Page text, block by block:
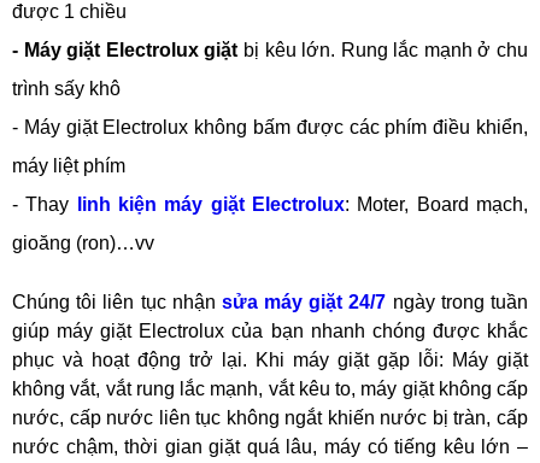
được 1 chiều
- Máy giặt Electrolux giặtbị kêu lớn. Rung lắc mạnh ở chu
trình sấy khô
- Máy giặt Electrolux không bấm được các phím điều khiển,
máy liệt phím
- Thay
linh kiện máy giặt Electrolux: Moter, Board mạch,
gioăng (ron)…vv
Chúng tôi liên tục nhận sửa máy giặt 24/7 ngày trong tuần
giúp máy giặt Electrolux của bạn nhanh chóng được khắc
phục và hoạt động trở lại. Khi máy giặt gặp lỗi: Máy giặt
không vắt, vắt rung lắc mạnh, vắt kêu to, máy giặt không cấp
nước, cấp nước liên tục không ngắt khiến nước bị tràn, cấp
nước chậm, thời gian giặt quá lâu, máy có tiếng kêu lớn –